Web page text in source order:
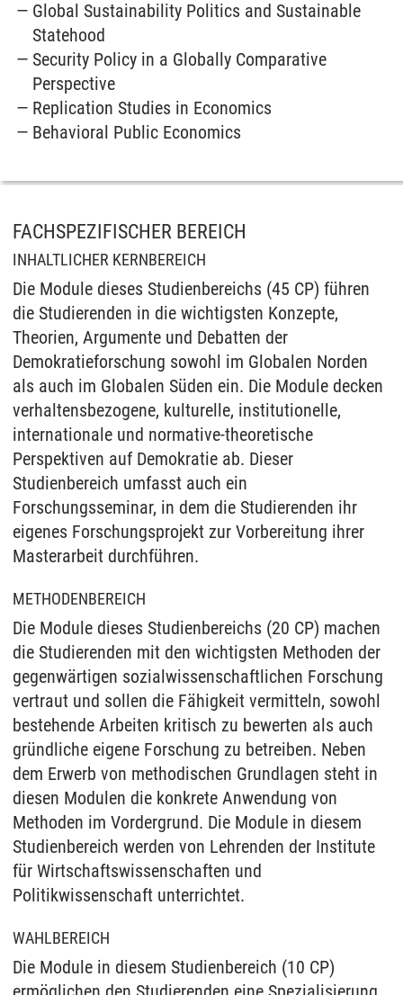
Global Sustainability Politics and Sustainable
Statehood
Security Policy in a Globally Comparative
Perspective
Replication Studies in Economics
Behavioral Public Economics
FACHSPEZIFISCHER BEREICH
INHALTLICHER KERNBEREICH
Die Module dieses Studienbereichs (45 CP) führen
die Studierenden in die wichtigsten Konzepte,
Theorien, Argumente und Debatten der
Demokratieforschung sowohl im Globalen Norden
als auch im Globalen Süden ein. Die Module decken
verhaltensbezogene, kulturelle, institutionelle,
internationale und normative-theoretische
Perspektiven auf Demokratie ab. Dieser
Studienbereich umfasst auch ein
Forschungsseminar, in dem die Studierenden ihr
eigenes Forschungsprojekt zur Vorbereitung ihrer
Masterarbeit durchführen.
METHODENBEREICH
Die Module dieses Studienbereichs (20 CP) machen
die Studierenden mit den wichtigsten Methoden der
gegenwärtigen sozialwissenschaftlichen Forschung
vertraut und sollen die Fähigkeit vermitteln, sowohl
bestehende Arbeiten kritisch zu bewerten als auch
gründliche eigene Forschung zu betreiben. Neben
dem Erwerb von methodischen Grundlagen steht in
diesen Modulen die konkrete Anwendung von
Methoden im Vordergrund. Die Module in diesem
Studienbereich werden von Lehrenden der Institute
für Wirtschaftswissenschaften und
Politikwissenschaft unterrichtet.
WAHLBEREICH
Die Module in diesem Studienbereich (10 CP)